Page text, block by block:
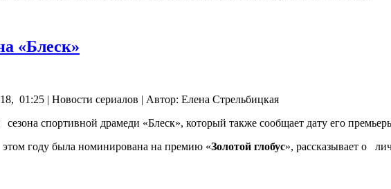
«Блеск»
01:25 | Новости сериалов | Автор: Елена Стрельбицкая
спортивной драмеди «Блеск», который также сообщает дату его
году была номинирована на премию «Золотой глобус», рассказывает о